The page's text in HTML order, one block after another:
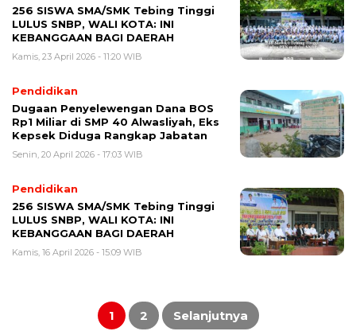
256 SISWA SMA/SMK Tebing Tinggi
LULUS SNBP, WALI KOTA: INI
KEBANGGAAN BAGI DAERAH
Kamis, 23 April 2026 - 11:20 WIB
Pendidikan
Dugaan Penyelewengan Dana BOS
Rp1 Miliar di SMP 40 Alwasliyah, Eks
Kepsek Diduga Rangkap Jabatan
Senin, 20 April 2026 - 17:03 WIB
Pendidikan
256 SISWA SMA/SMK Tebing Tinggi
LULUS SNBP, WALI KOTA: INI
KEBANGGAAN BAGI DAERAH
Kamis, 16 April 2026 - 15:09 WIB
Paginasi
1 2 Selanjutnya